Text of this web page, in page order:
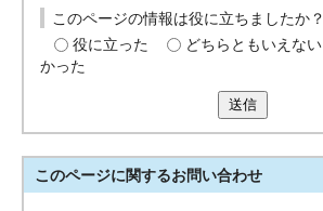
このページの情報は役に立ちましたか？
役に立った
どちらともいえない
かった
送信
このページに関するお問い合わせ